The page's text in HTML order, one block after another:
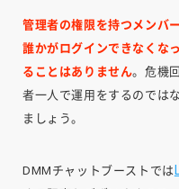
管理者の権限を持つメンバ
誰かがログインできなくな
ることはありません。危機
者一人で運用をするのでは
ましょう。
DMMチャットブーストでは